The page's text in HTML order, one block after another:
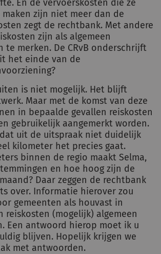
En de vervoerskosten die ze
zijn niet meer dan de
zegt de rechtbank. Met andere
zijn als algemeen
te merken. De CRvB onderschrijft
het einde van de
is niet mogelijk. Het blijft
Maar met de komst van deze
in bepaalde gevallen reiskosten
gebruikelijk aangemerkt worden.
uit de uitspraak niet duidelijk
kilometer het precies gaat.
binnen de regio maakt Selma,
en hoe hoog zijn de
Daar zeggen de rechtbank
over. Informatie hierover zou
gemeenten als houvast in
reiskosten (mogelijk) algemeen
Een antwoord hierop moet ik u
blijven. Hopelijk krijgen we
met antwoorden.